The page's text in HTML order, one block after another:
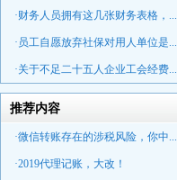
·财务人员拥有这几张财务表格，...
·员工自愿放弃社保对用人单位是...
·关于不足二十五人企业工会经费...
推荐内容
·微信转账存在的涉税风险，你中...
·2019代理记账，大改！